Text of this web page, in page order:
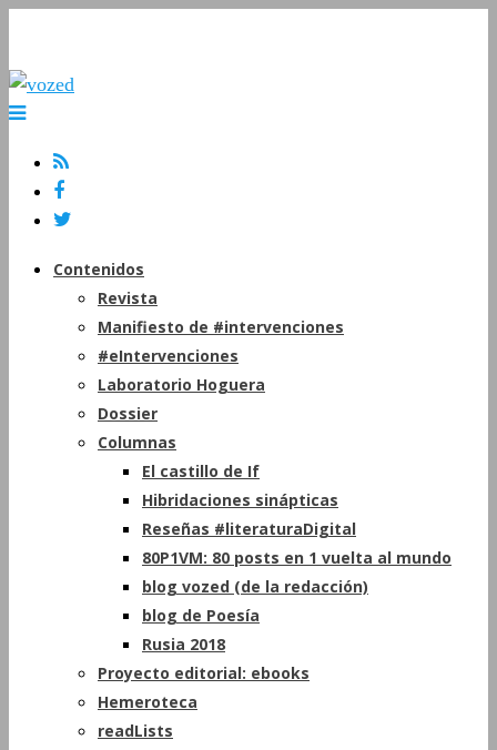
Contenidos
Revista
Manifiesto de #intervenciones
#eIntervenciones
Laboratorio Hoguera
Dossier
Columnas
El castillo de If
Hibridaciones sinápticas
Reseñas #literaturaDigital
80P1VM: 80 posts en 1 vuelta al mundo
blog vozed (de la redacción)
blog de Poesía
Rusia 2018
Proyecto editorial: ebooks
Hemeroteca
readLists